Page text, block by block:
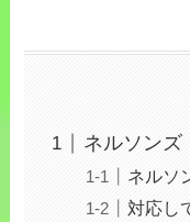
ネルソンズ
ネルソ
対応し